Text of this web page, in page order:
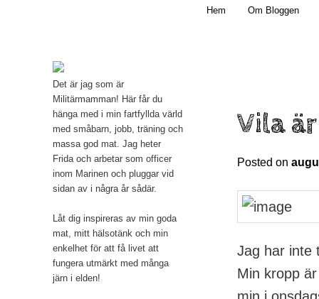
Mamma, militär och märkbart obekväm
Hem Om Bloggen
Vila
Posted on
Jag har inte
Min kropp
min i
Det är jag som är
Militärmamman! Här får du
hänga med i min fartfyllda värld
med småbarn, jobb, träning och
massa god mat. Jag heter
Frida och arbetar som officer
inom Marinen och pluggar vid
sidan av i några år sådär.
Låt dig inspireras av min goda
mat, mitt hälsotänk och min
enkelhet för att få livet att
fungera utmärkt med många
järn i elden!